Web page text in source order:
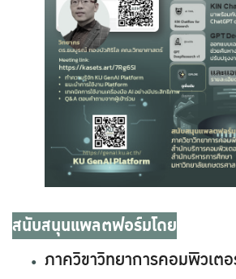
สนับสนุนแพลตฟอร์มโดย
ภาควิขาวิทยาการคอมพิวเต